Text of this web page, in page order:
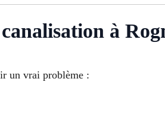
à
un vrai problème :